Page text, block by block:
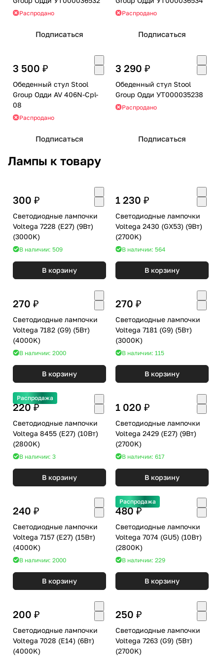
Распродано
Подписаться
Распродано
Подписаться
3 500 ₽
Обеденный стул Stool
Group Одди AV 406N-Cpl-
08
Распродано
Подписаться
3 290 ₽
Обеденный стул Stool
Group Одди УТ000035238
Распродано
Подписаться
Лампы к товару
300 ₽
Светодиодные лампочки
Voltega 7228 (E27) (9Вт)
(3000K)
В наличии: 509
В корзину
1 230 ₽
Светодиодные лампочки
Voltega 2430 (GX53) (9Вт)
(2700K)
В наличии: 564
В корзину
270 ₽
Светодиодные лампочки
Voltega 7182 (G9) (5Вт)
(4000K)
В наличии: 2000
В корзину
270 ₽
Светодиодные лампочки
Voltega 7181 (G9) (5Вт)
(3000K)
В наличии: 115
В корзину
Распродажа
220 ₽
Светодиодные лампочки
Voltega 8455 (E27) (10Вт)
(2800K)
В наличии: 3
В корзину
1 020 ₽
Светодиодные лампочки
Voltega 2429 (E27) (9Вт)
(2700K)
В наличии: 617
В корзину
240 ₽
Светодиодные лампочки
Voltega 7157 (E27) (15Вт)
(4000K)
В наличии: 2000
В корзину
Распродажа
480 ₽
Светодиодные лампочки
Voltega 7074 (GU5) (10Вт)
(2800K)
В наличии: 229
В корзину
200 ₽
Светодиодные лампочки
Voltega 7028 (E14) (6Вт)
(4000K)
250 ₽
Светодиодные лампочки
Voltega 7263 (G9) (5Вт)
(2700K)